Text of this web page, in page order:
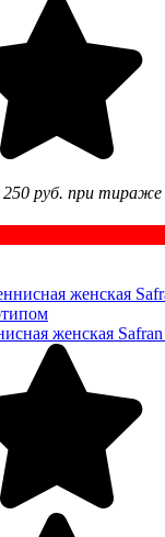
250 руб. при
женская